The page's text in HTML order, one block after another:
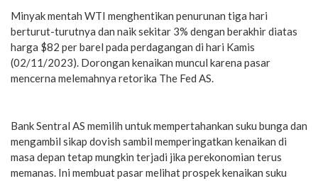
Minyak mentah WTI menghentikan penurunan tiga hari
berturut-turutnya dan naik sekitar 3% dengan berakhir diatas
harga $82 per barel pada perdagangan di hari Kamis
(02/11/2023). Dorongan kenaikan muncul karena pasar
mencerna melemahnya retorika The Fed AS.
Bank Sentral AS memilih untuk mempertahankan suku bunga dan
mengambil sikap dovish sambil memperingatkan kenaikan di
masa depan tetap mungkin terjadi jika perekonomian terus
memanas. Ini membuat pasar melihat prospek kenaikan suku